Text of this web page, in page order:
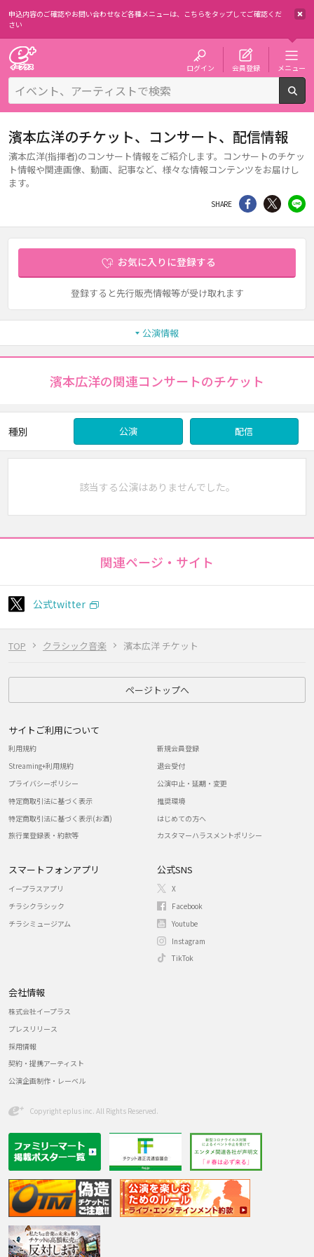
申込内容のご確認やお問い合わせなど各種メニューは、 こちらをタップしてご確認くだ
さい
ログイン 会員登録 メニュー
TOP クラシック音楽 濱本広洋 チケット
濱本広洋のチケット、コンサート、配信情報
濱本広洋(指揮者)のコンサート情報をご紹介します。コンサートのチケッ
ト情報や関連画像、動画、記事など、様々な情報コンテンツをお届けし
ます。
SHARE シェア Twitter
お気に入りに登録する
登録すると先行販売情報等が受け取れます
公演情報
濱本広洋の関連コンサートのチケット
種別 公演 配信
該当する公演はありませんでした。
関連ページ・サイト
公式twitter
ページトップへ
サイトご利用について
利用規約
Streaming+利用規約
プライバシーポリシー
特定商取引法に基づく表示
特定商取引法に基づく表示(お酒)
旅行業登録表・約款等
新規会員登録
退会受付
公演中止・延期・変更
推奨環境
はじめての方へ
カスタマーハラスメントポリシー
スマートフォンアプリ
イープラスアプリ
チラシクラシック
チラシミュージアム
公式SNS
X
Facebook
Youtube
Instagram
TikTok
会社情報
株式会社イープラス
プレスリリース
採用情報
契約・提携アーティスト
公演企画制作・レーベル
Copyright eplus inc. All Rights Reserved.